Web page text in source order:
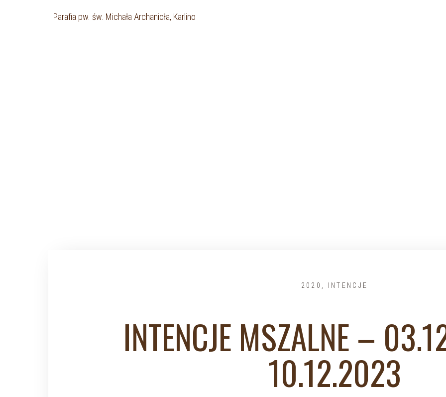
Parafia pw. św. Michała Archanioła, Karlino
2020 INTENCJE
INTENCJE MSZALNE –
10.12.2023